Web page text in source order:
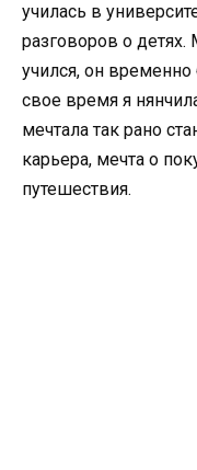
училась в
разговоров о
учился, он
свое время я
мечтала так рано
карьера, мечта о
путешествия.